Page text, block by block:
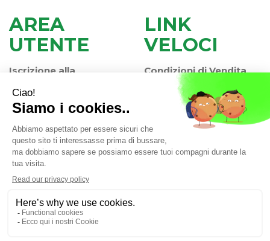
AREA
UTENTE
Iscrizione alla
Newsletter
Contatti
Informativa Privacy
LINK
VELOCI
Condizioni di Vendita
Modalità di Pagamento
Modalità di Spedizione
e Ritiro
Valli di Chioggia (VE)
info@farmaciaiaccheri.it
04025840275 | Numero R.E.A.: VE-358876